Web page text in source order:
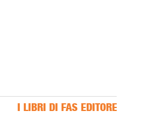
I LIBRI DI FAS EDITORE